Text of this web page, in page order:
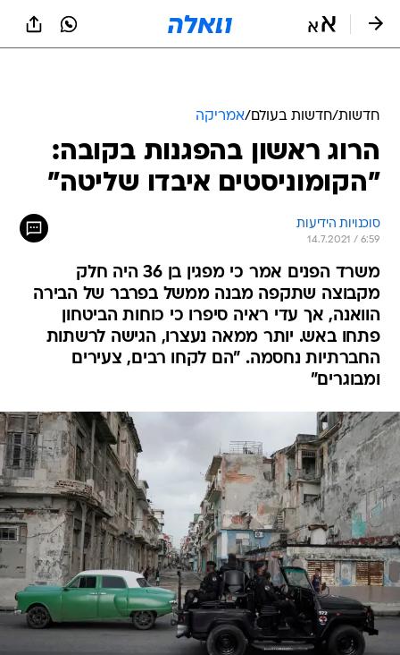
חדשות/חדשות בעולם/אמריקה
הרוג ראשון בהפגנות בקובה:
"הקומוניסטים איבדו שליטה"
סוכנויות הידיעות
14.7.2021 / 6:59
משרד הפנים אמר כי מפגין בן 36 היה חלק
מקבוצה שתקפה מבנה ממשל בפרבר של הבירה
הוואנה, אך עדי ראיה סיפרו כי כוחות הביטחון
פתחו באש. יותר ממאה נעצרו, הגישה לרשתות
החברתיות נחסמה. "הם לקחו רבים, צעירים
ומבוגרים"